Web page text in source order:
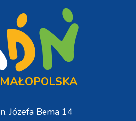
Józefa Bema 14